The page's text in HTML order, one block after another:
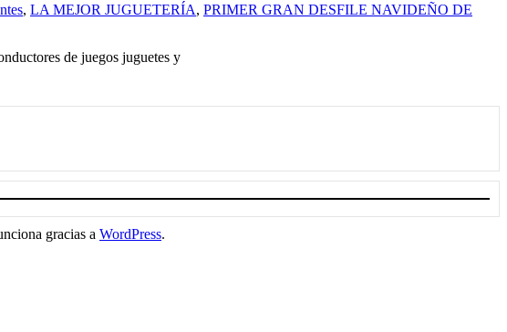
, LA MEJOR JUGUETERÍA, PRIMER GRAN DESFILE NAVIDEÑO DE
de juegos juguetes y
gracias a WordPress.